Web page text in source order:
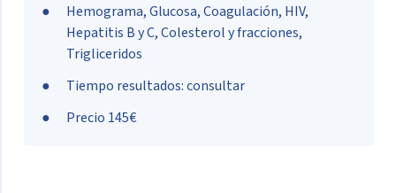
Hemograma, Glucosa, Coagulación, HIV,
Hepatitis B y C, Colesterol y fracciones,
Trigliceridos
Tiempo resultados: consultar
Precio 145€